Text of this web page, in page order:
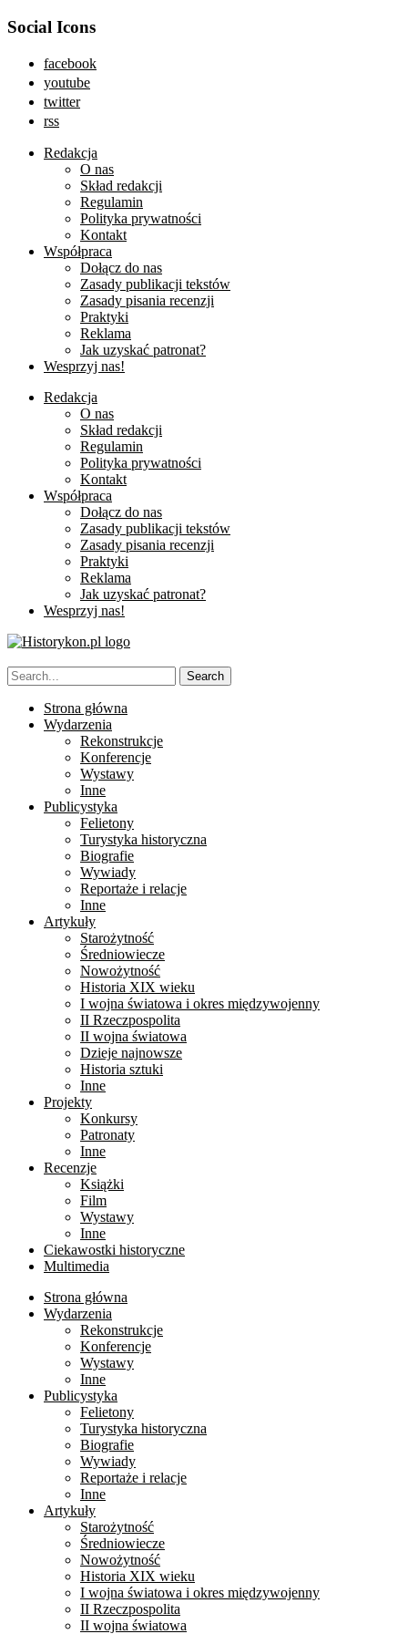
Social Icons
facebook
youtube
twitter
rss
Redakcja
O nas
Skład redakcji
Regulamin
Polityka prywatności
Kontakt
Współpraca
Dołącz do nas
Zasady publikacji tekstów
Zasady pisania recenzji
Praktyki
Reklama
Jak uzyskać patronat?
Wesprzyj nas!
Redakcja
O nas
Skład redakcji
Regulamin
Polityka prywatności
Kontakt
Współpraca
Dołącz do nas
Zasady publikacji tekstów
Zasady pisania recenzji
Praktyki
Reklama
Jak uzyskać patronat?
Wesprzyj nas!
Strona główna
Wydarzenia
Rekonstrukcje
Konferencje
Wystawy
Inne
Publicystyka
Felietony
Turystyka historyczna
Biografie
Wywiady
Reportaże i relacje
Inne
Artykuły
Starożytność
Średniowiecze
Nowożytność
Historia XIX wieku
I wojna światowa i okres międzywojenny
II Rzeczpospolita
II wojna światowa
Dzieje najnowsze
Historia sztuki
Inne
Projekty
Konkursy
Patronaty
Inne
Recenzje
Książki
Film
Wystawy
Inne
Ciekawostki historyczne
Multimedia
Strona główna
Wydarzenia
Rekonstrukcje
Konferencje
Wystawy
Inne
Publicystyka
Felietony
Turystyka historyczna
Biografie
Wywiady
Reportaże i relacje
Inne
Artykuły
Starożytność
Średniowiecze
Nowożytność
Historia XIX wieku
I wojna światowa i okres międzywojenny
II Rzeczpospolita
II wojna światowa